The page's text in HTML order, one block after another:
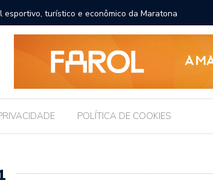
esportivo, turístico e econômico da Maratona
POLÍTICA DE COOKIES